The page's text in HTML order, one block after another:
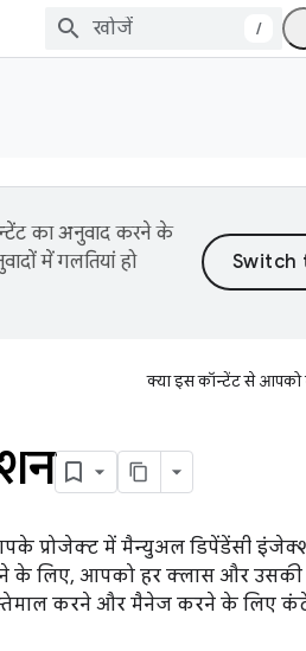
/
का अनुवाद करने के
में गलतियां हो
क्या इस कॉन्टेंट से आपको
प्रोजेक्ट में मैन्युअल डिपेंडेंसी
के लिए, आपको हर क्लास और उसकी
करने और मैनेज करने के लिए